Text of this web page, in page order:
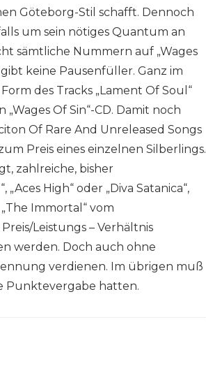
Göteborg-Stil schafft. Dennoch
um sein nötiges Quantum an
sämtliche Nummern auf „Wages
keine Pausenfüller. Ganz im
des Tracks „Lament Of Soul“
Of Sin“-CD. Damit noch
Of Rare And Unreleased Songs
Preis eines einzelnen Silberlings.
zahlreiche, bisher
High“ oder „Diva Satanica“,
Immortal“ vom
Leistungs – Verhältnis
werden. Doch auch ohne
verdienen. Im übrigen muß
Punktevergabe hatten.